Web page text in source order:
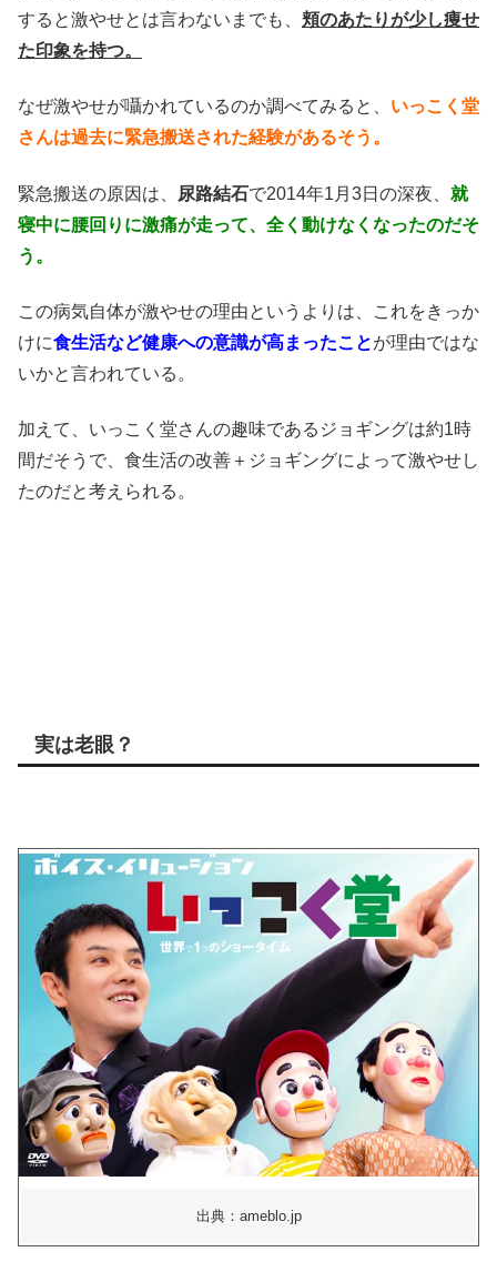
すると激やせとは言わないまでも、 頬のあたりが少し痩せ
た印象を持つ。
なぜ激やせが囁かれているのか調べてみると、 いっこく堂
さんは過去に緊急搬送された経験があるそう。
緊急搬送の原因は、 尿路結石で2014年1月3日の深夜、 就
寝中に腰回りに激痛が走って、全く動けなくなったのだそ
う。
この病気自体が激やせの理由というよりは、これをきっか
けに食生活など健康への意識が高まったことが理由ではな
いかと言われている。
加えて、いっこく堂さんの趣味であるジョギングは約1時
間だそうで、食生活の改善＋ジョギングによって激やせし
たのだと考えられる。
実は老眼？
出典：ameblo.jp